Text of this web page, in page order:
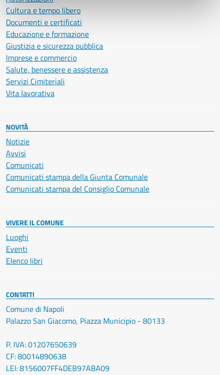
Cultura e tempo libero
Documenti e certificati
Educazione e formazione
Giustizia e sicurezza pubblica
Imprese e commercio
Salute, benessere e assistenza
Servizi Cimiteriali
Vita lavorativa
NOVITÀ
Notizie
Avvisi
Comunicati
Comunicati stampa della Giunta Comunale
Comunicati stampa del Consiglio Comunale
VIVERE IL COMUNE
Luoghi
Eventi
Elenco libri
CONTATTI
Comune di Napoli
Palazzo San Giacomo, Piazza Municipio - 80133
P. IVA: 01207650639
CF: 80014890638
LEI: 8156007FF4DEB97ABA09